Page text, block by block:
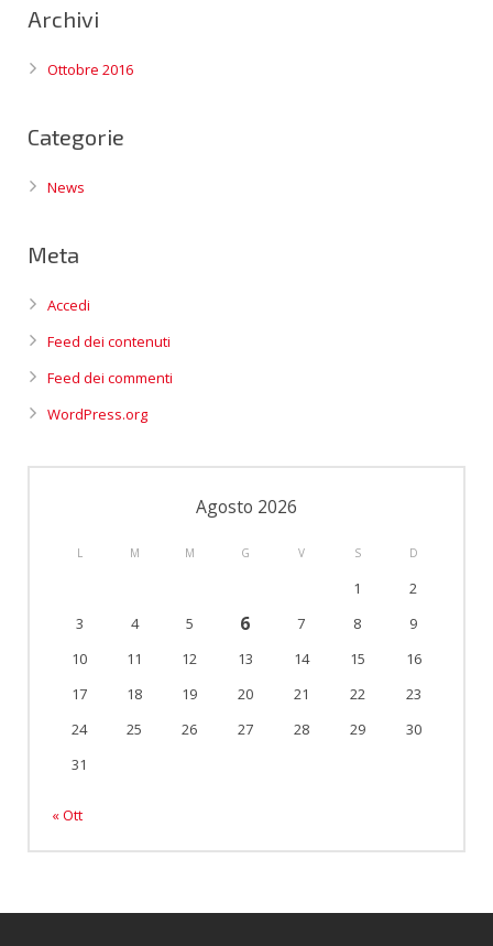
Archivi
Ottobre 2016
Categorie
News
Meta
Accedi
Feed dei contenuti
Feed dei commenti
WordPress.org
Agosto 2026
L M M G V S D
1
2
3
4 5 6 7 8
9
10
11 12 13 14 15
16
17
18 19 20 21 22
23
24
25 26 27 28 29
30
31
« Ott